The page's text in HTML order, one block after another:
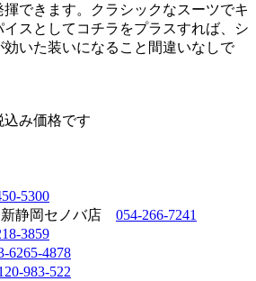
できます。クラシックなスーツでキ
スとしてコチラをプラスすれば、シ
いた装いになること間違いなしで
み価格です
5300
新静岡セノバ店 054-266-7241
3859
6265-4878
983-522